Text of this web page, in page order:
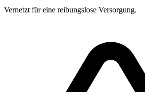
Vernetzt für eine reibungslose Versorgung.